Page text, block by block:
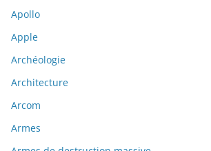
Apollo
Apple
Archéologie
Architecture
Arcom
Armes